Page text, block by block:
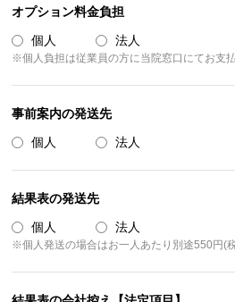
オプション料金負担
個人 法人
※個人負担は従業員の方に当院窓口にてお支
事前案内の発送先
個人 法人
結果表の発送先
個人 法人
※個人発送の場合はお一人あたり別途550円(